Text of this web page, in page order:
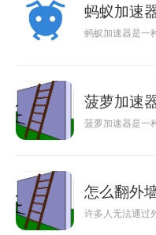
蚂蚁加速
蚂蚁加速器是一
菠萝加速
菠萝加速器是一
怎么翻外
许多人无法通过